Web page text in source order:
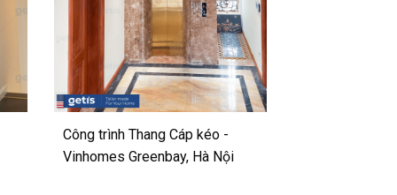
Công trình Thang Cáp kéo -
Vinhomes Greenbay, Hà Nội